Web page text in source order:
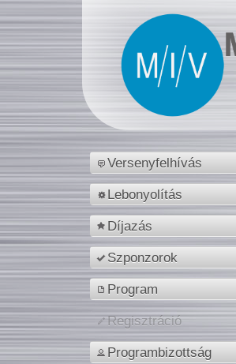
Versenyfelhívás
Lebonyolítás
Díjazás
Szponzorok
Program
Regisztráció
Programbizottság